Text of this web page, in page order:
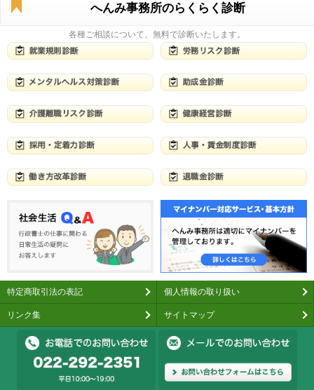
へんみ事務所のらくらく診断
各種ご相談について、無料で診断いたします。
特定商取引法の表記 個人情報の取り扱い
リンク集 サイトマップ